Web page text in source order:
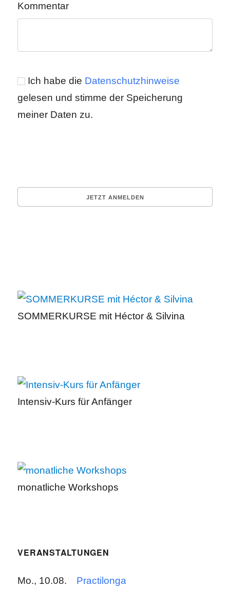
Kommentar
Ich habe die Datenschutzhinweise
gelesen und stimme der Speicherung
meiner Daten zu.
SOMMERKURSE mit Héctor & Silvina
Intensiv-Kurs für Anfänger
monatliche Workshops
VERANSTALTUNGEN
Mo., 10.08. Practilonga